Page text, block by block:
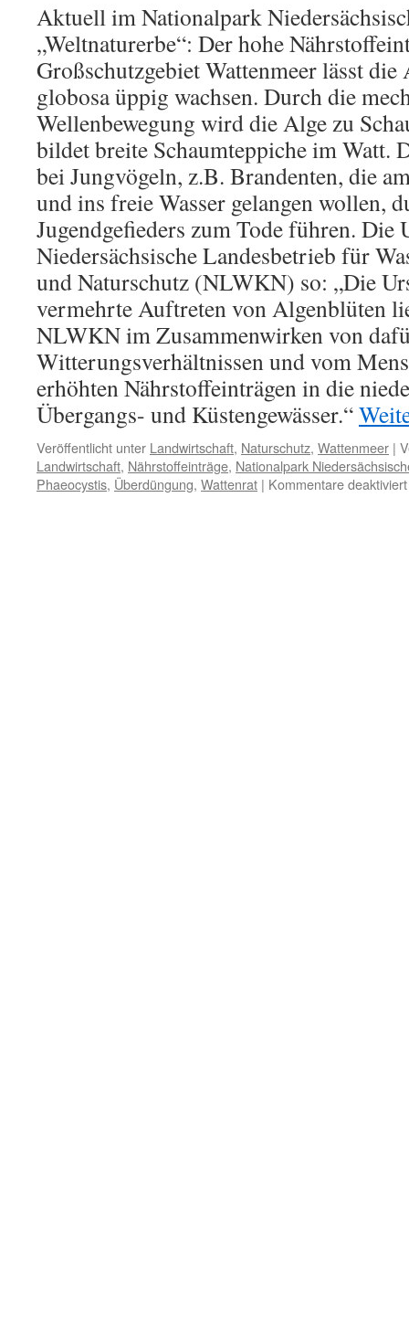
Aktuell im Nationalpark
„Weltnaturerbe“: Der hohe
Großschutzgebiet Wattenmeer lässt die
globosa üppig wachsen. Durch die
Wellenbewegung wird die Alge zu
bildet breite Schaumteppiche im Watt.
bei Jungvögeln, z.B. Brandenten, die
und ins freie Wasser gelangen wollen,
Jugendgefieders zum Tode führen. Die
Niedersächsische Landesbetrieb für
und Naturschutz (NLWKN) so: „Die
vermehrte Auftreten von Algenblüten
NLWKN im Zusammenwirken von
Witterungsverhältnissen und vom
erhöhten Nährstoffeinträgen in die
Übergangs- und Küstengewässer.“
Veröffentlicht unter Landwirtschaft, Naturschutz, Wattenmeer |
Landwirtschaft, Nährstoffeinträge, Nationalpark
Phaeocystis, Überdüngung, Wattenrat | Kommentare deaktiviert